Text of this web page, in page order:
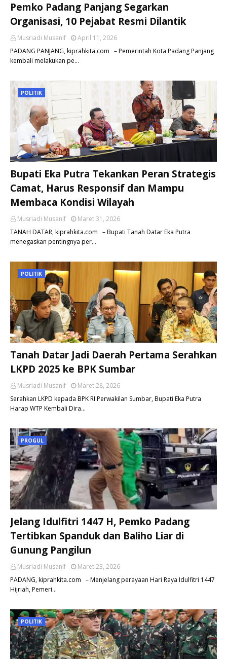
Pemko Padang Panjang Segarkan
Organisasi, 10 Pejabat Resmi Dilantik
Musriadi Musanif
April 11, 2026
PADANG PANJANG, kiprahkita.com – Pemerintah Kota Padang Panjang
kembali melakukan pe…
POLITIK
Bupati Eka Putra Tekankan Peran Strategis
Camat, Harus Responsif dan Mampu
Membaca Kondisi Wilayah
Musriadi Musanif
Maret 31, 2026
TANAH DATAR, kiprahkita.com – Bupati Tanah Datar Eka Putra
menegaskan pentingnya per…
POLITIK
Tanah Datar Jadi Daerah Pertama Serahkan
LKPD 2025 ke BPK Sumbar
Musriadi Musanif
Maret 28, 2026
Serahkan LKPD kepada BPK RI Perwakilan Sumbar, Bupati Eka Putra
Harap WTP Kembali Dira…
PROGUL
Jelang Idulfitri 1447 H, Pemko Padang
Tertibkan Spanduk dan Baliho Liar di
Gunung Pangilun
Musriadi Musanif
Maret 23, 2026
PADANG, kiprahkita.com – Menjelang perayaan Hari Raya Idulfitri 1447
Hijriah, Pemeri…
POLITIK